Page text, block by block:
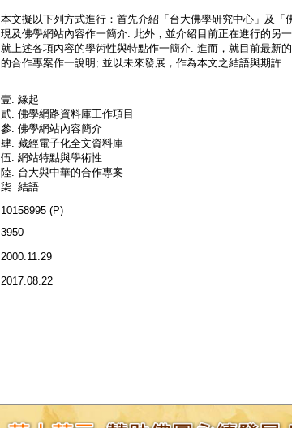
本文擬以下列方式進行：首先介紹「台大佛學研究中心」及
現及佛學網站內容作一簡介. 此外，並介紹目前正在進行的另
就上述各項內容的學術性與特點作一簡介. 進而，就目前最新
的合作專案作一說明; 並以未來發展，作為本文之結語與期許.
壹. 緣起
貳. 佛學網路資料庫工作項目
參. 佛學網站內容簡介
肆. 藏經電子化全文資料庫
伍. 網站特點與學術性
陸. 台大與中華的合作專案
柒. 結語
10158995 (P)
3950
2000.11.29
2017.08.22